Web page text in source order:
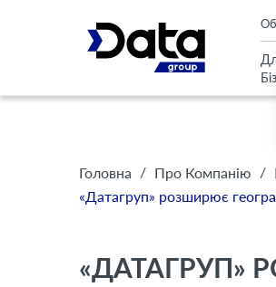
Головна / Про Компанію /
«Датагруп» розширює
«ДАТАГРУП»
An important update (Chrome 143) is